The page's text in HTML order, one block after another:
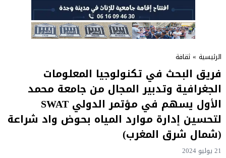
الرئيسية » ثقافة
فريق البحث في تكنولوجيا المعلومات
الجغرافية وتدبير المجال من جامعة محمد
الأول يسهم في مؤتمر الدولي SWAT
لتحسين إدارة موارد المياه بحوض واد شراعة
(شمال شرق المغرب)
21 يوليو 2024